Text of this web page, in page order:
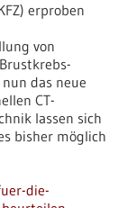
erproben
von
das neue
CT-
lassen sich
bisher möglich
die-